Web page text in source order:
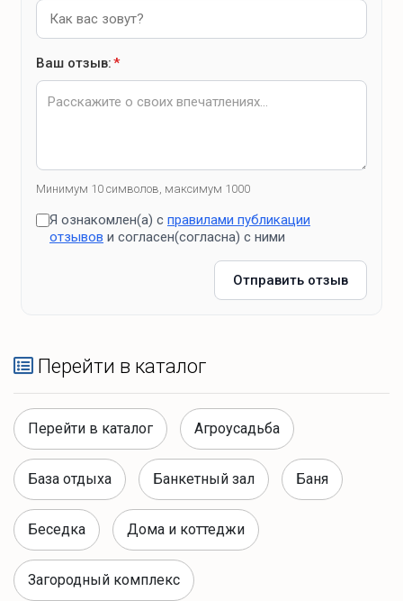
Ваш отзыв:*
Минимум 10 символов, максимум 1000
Я ознакомлен(а) с правилами публикации
отзывов и согласен(согласна) с ними
Отправить отзыв
Перейти в каталог
Перейти в каталог Агроусадьба
База отдыха Банкетный зал Баня
Беседка Дома и коттеджи
Загородный комплекс